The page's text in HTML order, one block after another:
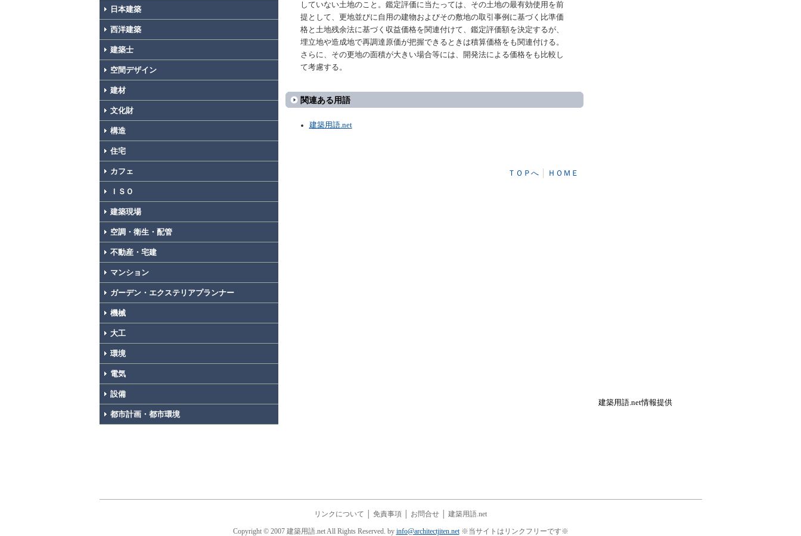
日本建築
西洋建築
建築士
空間デザイン
建材
文化財
構造
住宅
カフェ
ＩＳＯ
建築現場
空調・衛生・配管
不動産・宅建
マンション
ガーデン・エクステリアプランナー
機械
大工
環境
電気
設備
都市計画・都市環境
していない土地のこと。鑑定評価に当たっては、その土地の最有効使用を前
提として、更地並びに自用の建物およびその敷地の取引事例に基づく比準価
格と土地残余法に基づく収益価格を関連付けて、鑑定評価額を決定するが、
埋立地や造成地で再調達原価が把握できるときは積算価格をも関連付ける。
さらに、その更地の面積が大きい場合等には、開発法による価格をも比較し
て考慮する。
関連ある用語
建築用語.net
ＴＯＰへ│ ＨＯＭＥ
建築用語.net情報提供
リンクについて 免責事項 お問合せ 建築用語.net
Copyright © 2007 建築用語.net All Rights Reserved. by info@architectjiten.net※当サイトはリンクフリーです※